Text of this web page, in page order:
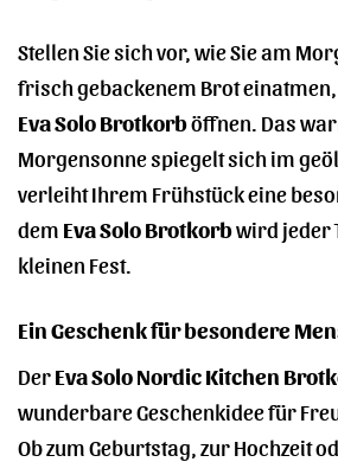
Stellen Sie sich vor, wie Sie am
frisch gebackenem Brot
Eva Solo Brotkorböffnen. Das
Morgensonne spiegelt sich im
verleiht Ihrem Frühstück eine
dem Eva Solo Brotkorbwird jeder
kleinen Fest.
Ein Geschenk für besondere
DerEva Solo Nordic Kitchen
wunderbare Geschenkidee für
Ob zum Geburtstag, zur Hochzeit